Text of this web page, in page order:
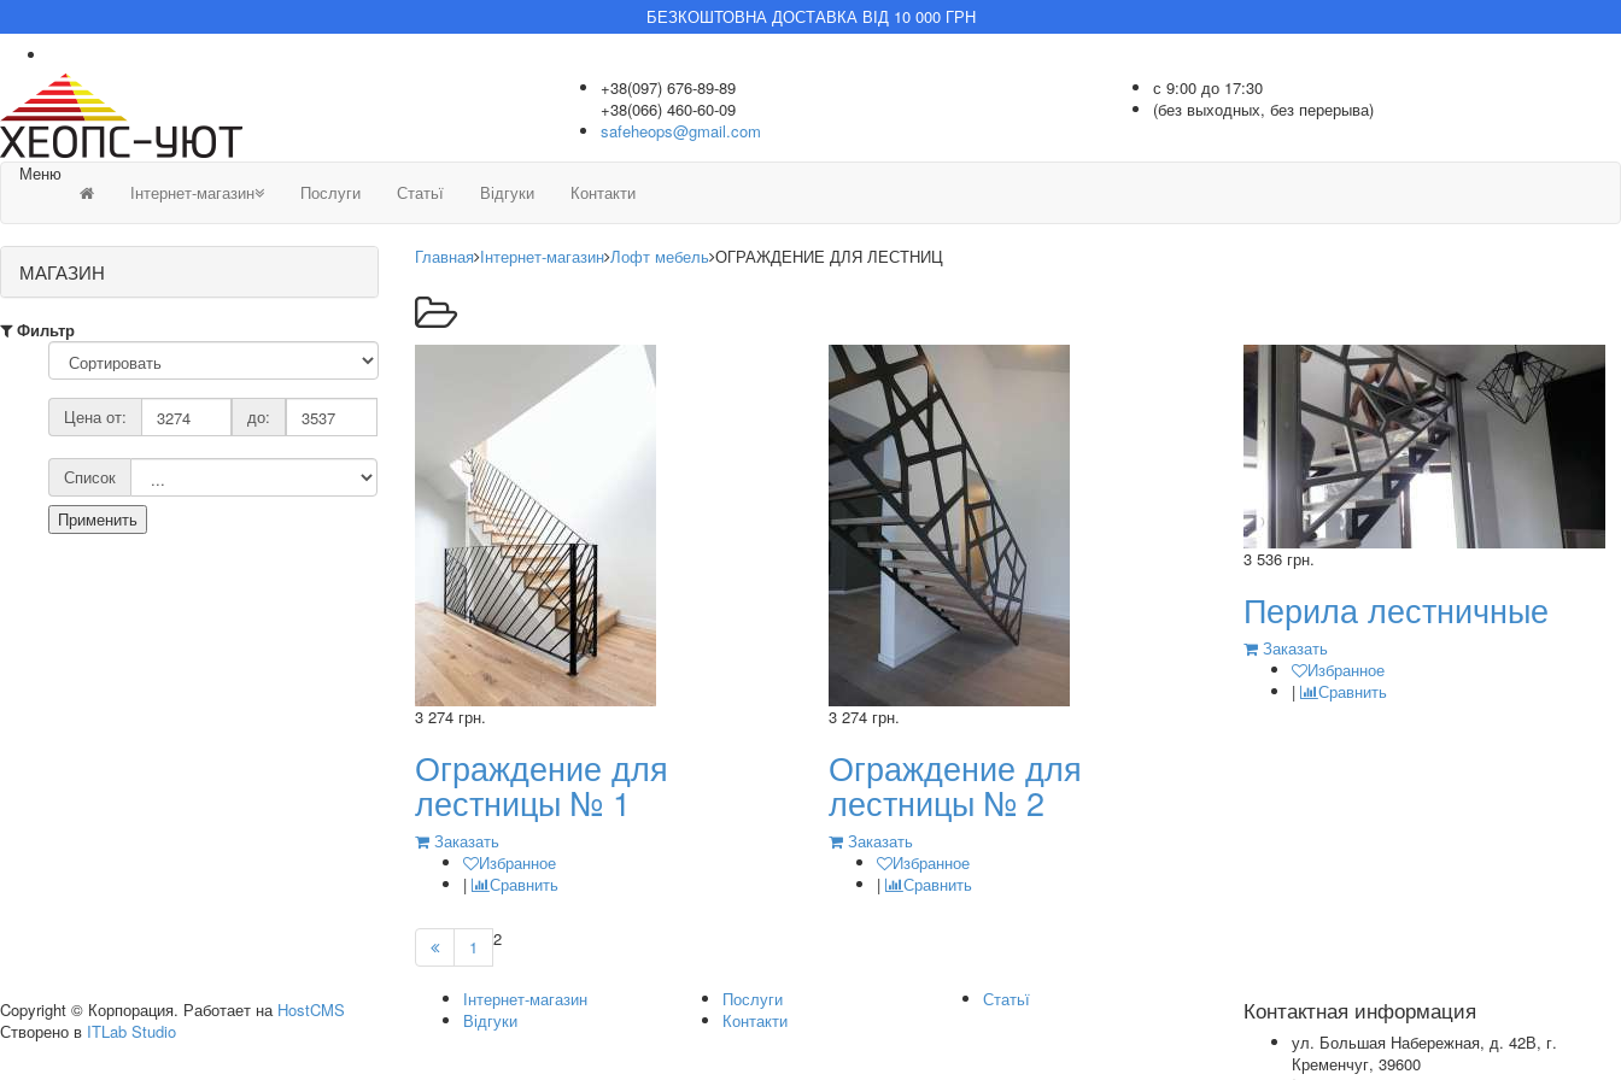
БЕЗКОШТОВНА ДОСТАВКА ВІД 10 000 ГРН
+38(097) 676-89-89
+38(066) 460-60-09
safeheops@gmail.com
с 9:00 до 17:30
(без выходных, без перерыва)
Меню
Інтернет-магазин
Послуги Статьї Відгуки Контакти
МАГАЗИН
Фильтр
Цена от: до:
Список
Применить
Главная Інтернет-магазин Лофт мебель ОГРАЖДЕНИЕ ДЛЯ ЛЕСТНИЦ
3 274 грн.
Ограждение для
лестницы № 1
Заказать
Избранное
|
Сравнить
3 274 грн.
Ограждение для
лестницы № 2
Заказать
Избранное
|
Сравнить
3 536 грн.
Перила лестничные
Заказать
Избранное
|
Сравнить
1 2
Copyright © Корпорация. Работает на HostCMS
Створено в ITLab Studio
Інтернет-магазин Послуги
Статьї
Відгуки
Контакти Контактная информация
ул. Большая Набережная, д. 42В, г.
Кременчуг, 39600